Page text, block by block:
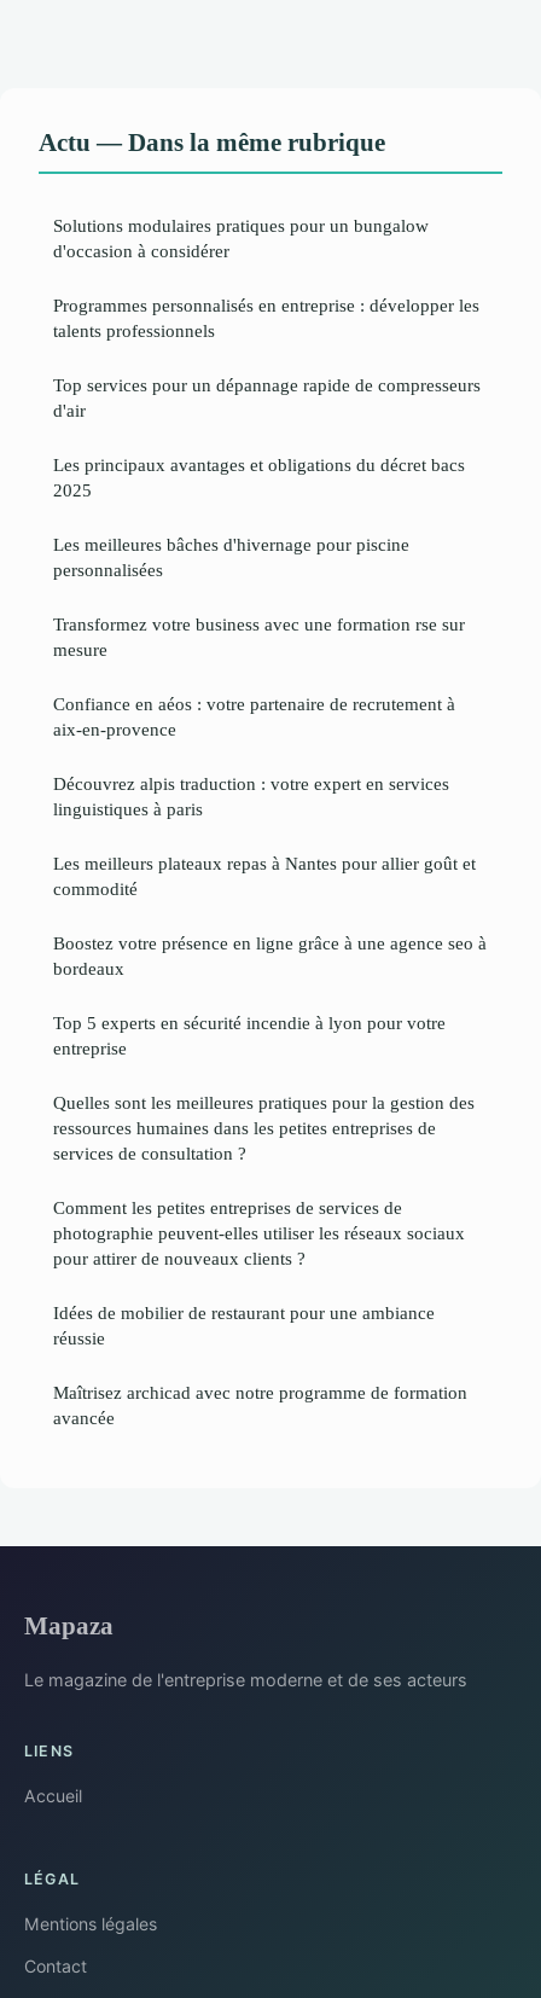
Actu — Dans la même rubrique
Solutions modulaires pratiques pour un bungalow
d'occasion à considérer
Programmes personnalisés en entreprise : développer les
talents professionnels
Top services pour un dépannage rapide de compresseurs
d'air
Les principaux avantages et obligations du décret bacs
2025
Les meilleures bâches d'hivernage pour piscine
personnalisées
Transformez votre business avec une formation rse sur
mesure
Confiance en aéos : votre partenaire de recrutement à
aix-en-provence
Découvrez alpis traduction : votre expert en services
linguistiques à paris
Les meilleurs plateaux repas à Nantes pour allier goût et
commodité
Boostez votre présence en ligne grâce à une agence seo à
bordeaux
Top 5 experts en sécurité incendie à lyon pour votre
entreprise
Quelles sont les meilleures pratiques pour la gestion des
ressources humaines dans les petites entreprises de
services de consultation ?
Comment les petites entreprises de services de
photographie peuvent-elles utiliser les réseaux sociaux
pour attirer de nouveaux clients ?
Idées de mobilier de restaurant pour une ambiance
réussie
Maîtrisez archicad avec notre programme de formation
avancée
Mapaza
Le magazine de l'entreprise moderne et de ses acteurs
LIENS
Accueil
LÉGAL
Mentions légales
Contact